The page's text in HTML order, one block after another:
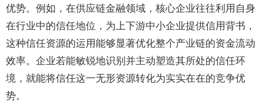
优势。例如，在供应链金融领域，核心企业往往利用自身
在行业中的信任地位，为上下游中小企业提供信用背书，
这种信任资源的运用能够显著优化整个产业链的资金流动
效率。企业若能敏锐地识别并主动塑造其所处的信任环
境，就能将信任这一无形资源转化为实实在在的竞争优
势。